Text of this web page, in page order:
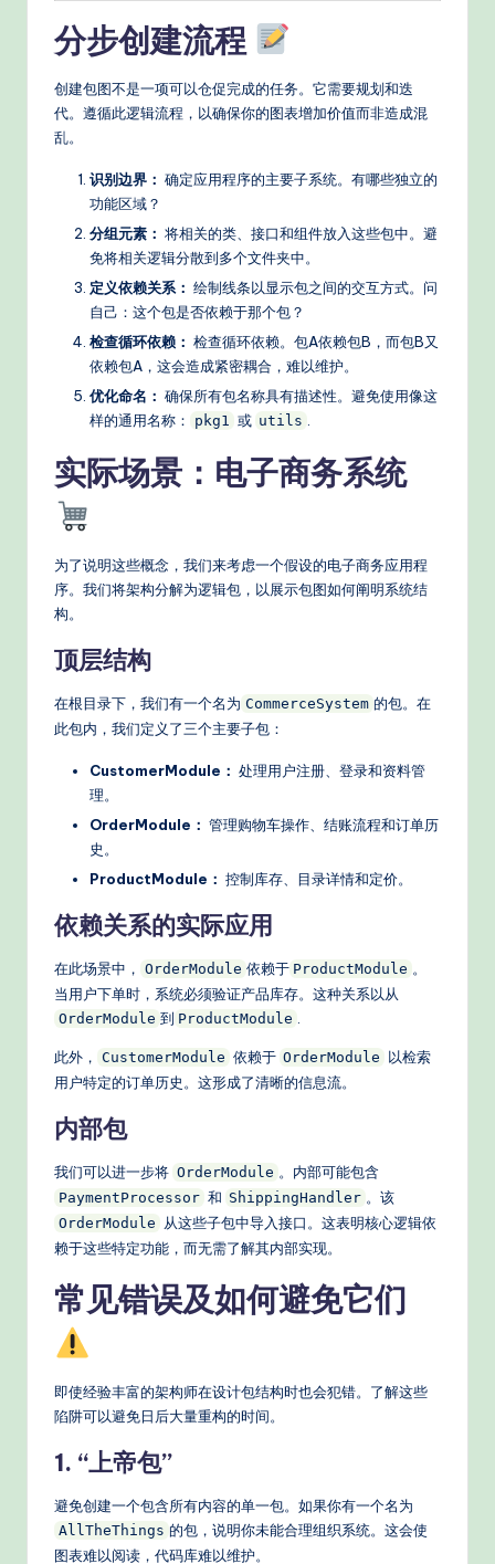
分步创建流程
创建包图不是一项可以仓促完成的任务。它需要规划和迭
代。遵循此逻辑流程，以确保你的图表增加价值而非造成混
乱。
识别边界： 确定应用程序的主要子系统。有哪些独立的
功能区域？
分组元素： 将相关的类、接口和组件放入这些包中。避
免将相关逻辑分散到多个文件夹中。
定义依赖关系： 绘制线条以显示包之间的交互方式。问
自己：这个包是否依赖于那个包？
检查循环依赖： 检查循环依赖。包A依赖包B，而包B又
依赖包A，这会造成紧密耦合，难以维护。
优化命名： 确保所有包名称具有描述性。避免使用像这
样的通用名称：
pkg1 或 utils
实际场景：电子商务系统
为了说明这些概念，我们来考虑一个假设的电子商务应用程
序。我们将架构分解为逻辑包，以展示包图如何阐明系统结
构。
顶层结构
在根目录下，我们有一个名为 CommerceSystem 的包。在
此包内，我们定义了三个主要子包：
CustomerModule： 处理用户注册、登录和资料管
理。
OrderModule： 管理购物车操作、结账流程和订单历
史。
ProductModule： 控制库存、目录详情和定价。
依赖关系的实际应用
在此场景中， OrderModule 依赖于 ProductModule 。
当用户下单时，系统必须验证产品库存。这种关系以从
OrderModule 到 ProductModule
此外， CustomerModule 依赖于 OrderModule 以检索
用户特定的订单历史。这形成了清晰的信息流。
内部包
我们可以进一步将 OrderModule 。内部可能包含
PaymentProcessor 和 ShippingHandler 。该
OrderModule
从这些子包中导入接口。这表明核心逻辑依
赖于这些特定功能，而无需了解其内部实现。
常见错误及如何避免它们
即使经验丰富的架构师在设计包结构时也会犯错。了解这些
陷阱可以避免日后大量重构的时间。
1. “上帝包”
避免创建一个包含所有内容的单一包。如果你有一个名为
AllTheThings 的包，说明你未能合理组织系统。这会使
图表难以阅读，代码库难以维护。